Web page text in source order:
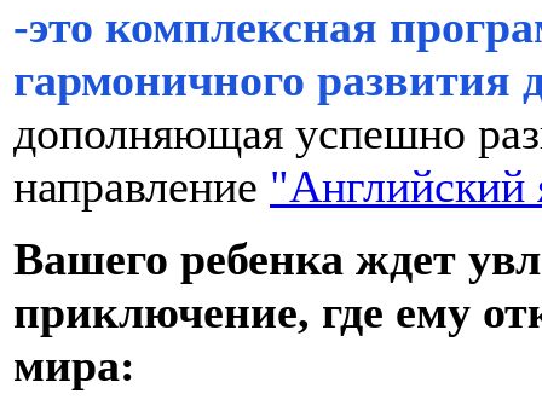
-это комплексная
гармоничного развития
дополняющая успешно
направление
Вашего ребенка ждет
приключение, где ему
мира: